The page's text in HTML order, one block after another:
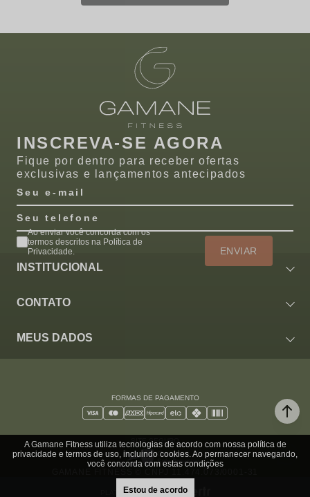
INSCREVA-SE AGORA
Fique por dentro para receber ofertas
exclusivas e lançamentos antecipados
Seu telefone
Seu e-mail
ENVIAR
Ao enviar você concorda com os
termos descritos na Política de
Privacidade.
INSTITUCIONAL
CONTATO
MEUS DADOS
GAMANE FITNESS © CNPJ 11.474.073/0001-31
FORMAS DE PAGAMENTO
SITE SEGURO
PLATAFORMA
A Gamane Fitness utiliza tecnologias de acordo com nossa política de
privacidade e termos de uso, incluindo cookies. Ao permanecer navegando,
você concorda com estas condições
Estou de acordo